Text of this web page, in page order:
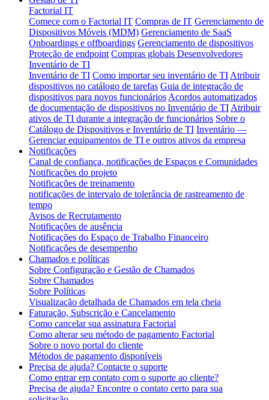
Factorial IT
Comece com o Factorial IT Compras de IT Gerenciamento de
Dispositivos Móveis (MDM) Gerenciamento de SaaS
Onboardings e offboardings Gerenciamento de dispositivos
Proteção de endpoint Compras globais Desenvolvedores
Inventário de TI
Inventário de TI Como importar seu inventário de TI Atribuir
dispositivos no catálogo de tarefas Guia de integração de
dispositivos para novos funcionários Acordos automatizados
de documentação de dispositivos no Inventário de TI Atribuir
ativos de TI durante a integração de funcionários Sobre o
Catálogo de Dispositivos e Inventário de TI Inventário —
Gerenciar equipamentos de TI e outros ativos da empresa
Notificações
Canal de confiança, notificações de Espaços e Comunidades
Notificações do projeto
Notificações de treinamento
notificações de intervalo de tolerância de rastreamento de
tempo
Avisos de Recrutamento
Notificações de ausência
Notificações do Espaço de Trabalho Financeiro
Notificações de desempenho
Chamados e políticas
Sobre Configuração e Gestão de Chamados
Sobre Chamados
Sobre Políticas
Visualização detalhada de Chamados em tela cheia
Faturação, Subscrição e Cancelamento
Como cancelar sua assinatura Factorial
Como alterar seu método de pagamento Factorial
Sobre o novo portal do cliente
Métodos de pagamento disponíveis
Precisa de ajuda? Contacte o suporte
Como entrar em contato com o suporte ao cliente?
Precisa de ajuda? Encontre o contato certo para sua